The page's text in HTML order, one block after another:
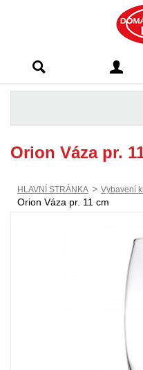
Orion Váza pr.
HLAVNÍ STRÁNKA > Vybavení
Orion Váza pr. 11 cm